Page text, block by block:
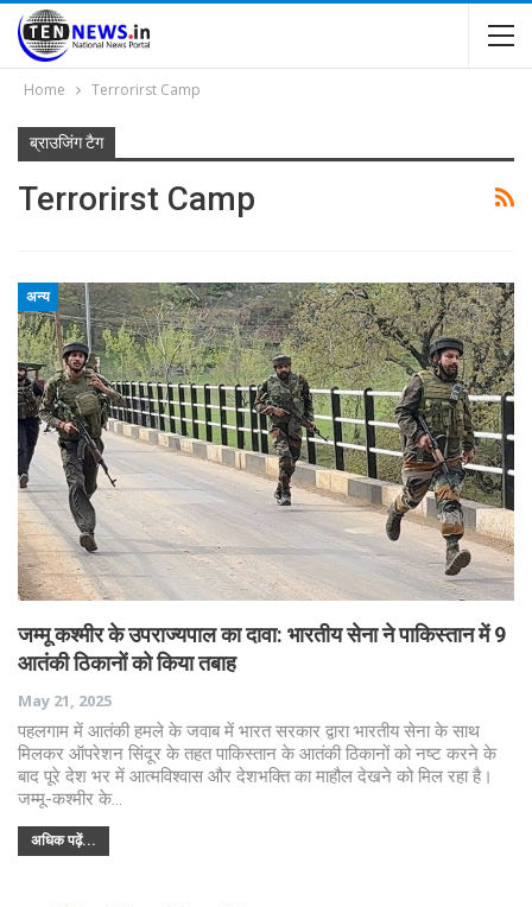
Home Terrorirst Camp
ब्राउजिंग टैग
Terrorirst Camp
अन्य
जम्मू कश्मीर के उपराज्यपाल का दावा: भारतीय सेना ने पाकिस्तान में 9
आतंकी ठिकानों को किया तबाह
May 21, 2025
पहलगाम में आतंकी हमले के जवाब में भारत सरकार द्वारा भारतीय सेना के साथ
मिलकर ऑपरेशन सिंदूर के तहत पाकिस्तान के आतंकी ठिकानों को नष्ट करने के
बाद पूरे देश भर में आत्मविश्वास और देशभक्ति का माहौल देखने को मिल रहा है।
जम्मू-कश्मीर के…
अधिक पढ़ें...